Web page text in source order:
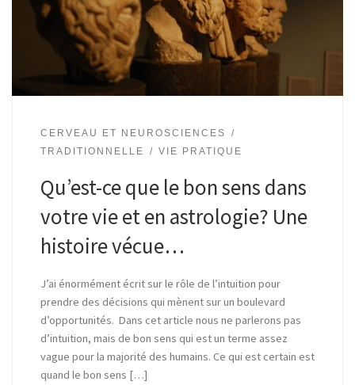
CERVEAU ET NEUROSCIENCES
TRADITIONNELLE
VIE PRATIQUE
Qu’est-ce que le bon sens dans
votre vie et en astrologie? Une
histoire vécue…
J’ai énormément écrit sur le rôle de l’intuition pour
prendre des décisions qui mènent sur un boulevard
d’opportunités. Dans cet article nous ne parlerons pas
d’intuition, mais de bon sens qui est un terme assez
vague pour la majorité des humains. Ce qui est certain est
quand le bon sens […]